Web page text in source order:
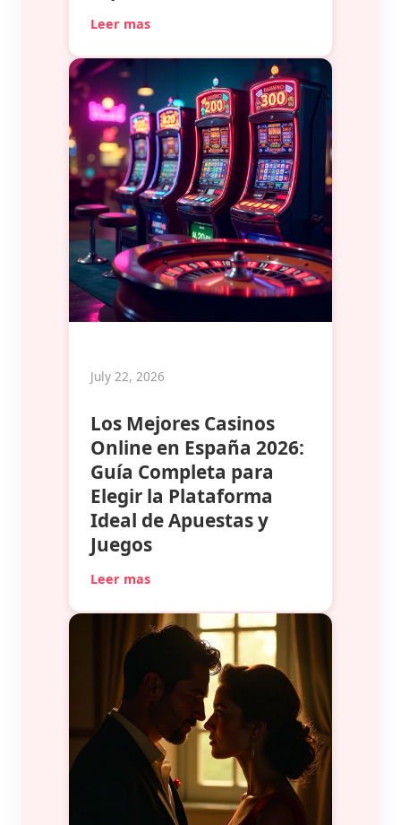
Leer mas
July 22, 2026
Los Mejores Casinos
Online en España 2026:
Guía Completa para
Elegir la Plataforma
Ideal de Apuestas y
Juegos
Leer mas